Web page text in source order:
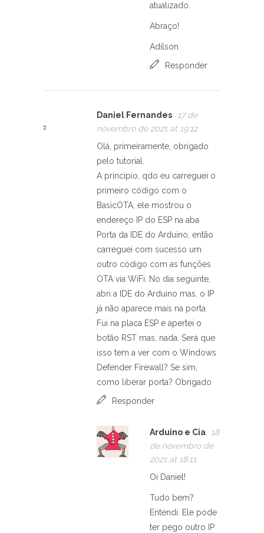
atualizado.
Abraço!
Adilson
Responder
Daniel Fernandes
17 de
novembro de 2021 at 19:12
Olá, primeiramente, obrigado
pelo tutorial.
A principio, qdo eu carreguei o
primeiro código com o
BasicOTA, ele mostrou o
endereço IP do ESP na aba
Porta da IDE do Arduino, então
carreguei com sucesso um
outro código com as funções
OTA via WiFi. No dia seguinte,
abri a IDE do Arduino mas, o IP
já não aparece mais na porta.
Fui na placa ESP e apertei o
botão RST mas, nada. Será que
isso tem a ver com o Windows
Defender Firewall? Se sim,
como liberar porta? Obrigado
Responder
Arduino e Cia
18
de novembro de
2021 at 18:11
Oi Daniel!
Tudo bem?
Entendi. Ele pode
ter pego outro IP